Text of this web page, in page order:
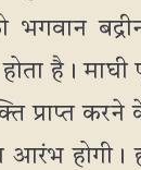
भगवान
है। माघी
प्राप्त करने
आरंभ होगी।